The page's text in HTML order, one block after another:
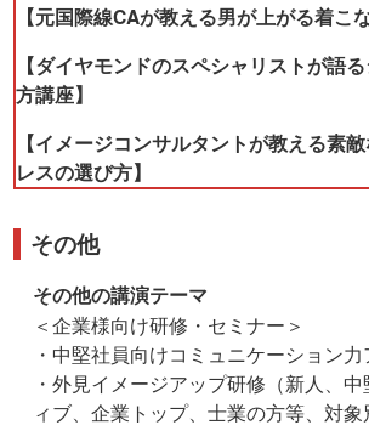
【元国際線CAが教える男が上がる着こ
【ダイヤモンドのスペシャリストが語
方講座】
【イメージコンサルタントが教える素
レスの選び方】
その他
その他の講演テーマ
＜企業様向け研修・セミナー＞
・中堅社員向けコミュニケーション
・外見イメージアップ研修（新人、
ィブ、企業トップ、士業の方等、対